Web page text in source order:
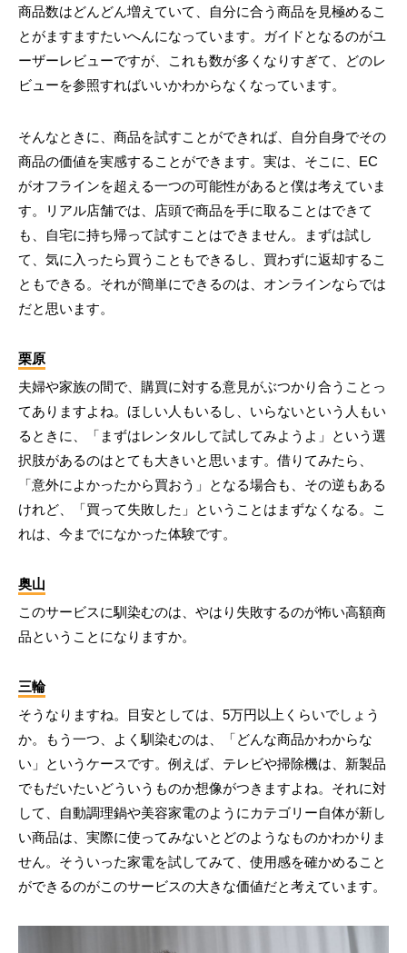
商品数はどんどん増えていて、自分に合う商品を見極めるこ
とがますますたいへんになっています。ガイドとなるのがユ
ーザーレビューですが、これも数が多くなりすぎて、どのレ
ビューを参照すればいいかわからなくなっています。
そんなときに、商品を試すことができれば、自分自身でその
商品の価値を実感することができます。実は、そこに、EC
がオフラインを超える一つの可能性があると僕は考えていま
す。リアル店舗では、店頭で商品を手に取ることはできて
も、自宅に持ち帰って試すことはできません。まずは試し
て、気に入ったら買うこともできるし、買わずに返却するこ
ともできる。それが簡単にできるのは、オンラインならでは
だと思います。
栗原
夫婦や家族の間で、購買に対する意見がぶつかり合うことっ
てありますよね。ほしい人もいるし、いらないという人もい
るときに、「まずはレンタルして試してみようよ」という選
択肢があるのはとても大きいと思います。借りてみたら、
「意外によかったから買おう」となる場合も、その逆もある
けれど、「買って失敗した」ということはまずなくなる。こ
れは、今までになかった体験です。
奥山
このサービスに馴染むのは、やはり失敗するのが怖い高額商
品ということになりますか。
三輪
そうなりますね。目安としては、5万円以上くらいでしょう
か。もう一つ、よく馴染むのは、「どんな商品かわからな
い」というケースです。例えば、テレビや掃除機は、新製品
でもだいたいどういうものか想像がつきますよね。それに対
して、自動調理鍋や美容家電のようにカテゴリー自体が新し
い商品は、実際に使ってみないとどのようなものかわかりま
せん。そういった家電を試してみて、使用感を確かめること
ができるのがこのサービスの大きな価値だと考えています。